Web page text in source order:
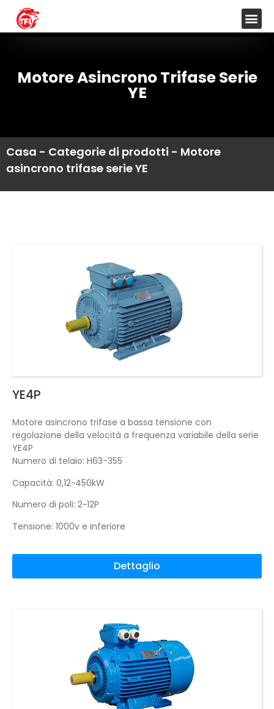
Motore Asincrono Trifase Serie
YE
Casa - Categorie di prodotti - Motore
asincrono trifase serie YE
YE4P
Motore asincrono trifase a bassa tensione con
regolazione della velocità a frequenza variabile della serie
YE4P
Numero di telaio: H63-355
Capacità: 0,12~450kW
Numero di poli: 2~12P
Tensione: 1000v e inferiore
Dettaglio